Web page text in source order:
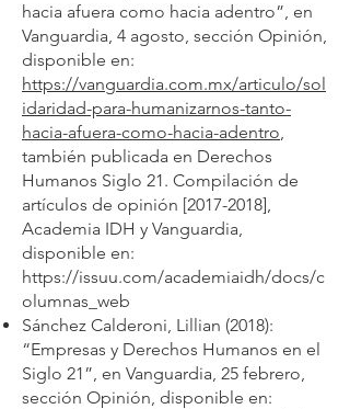
hacia afuera como hacia adentro”, en
Vanguardia, 4 agosto, sección Opinión,
disponible en:
https://vanguardia.com.mx/articulo/sol
idaridad-para-humanizarnos-tanto-
hacia-afuera-como-hacia-adentro,
también publicada en Derechos
Humanos Siglo 21. Compilación de
artículos de opinión [2017-2018],
Academia IDH y Vanguardia,
disponible en:
https://issuu.com/academiaidh/docs/c
olumnas_web
Sánchez Calderoni, Lillian (2018):
“Empresas y Derechos Humanos en el
Siglo 21”, en Vanguardia, 25 febrero,
sección Opinión, disponible en: